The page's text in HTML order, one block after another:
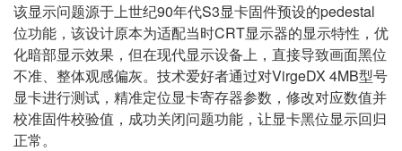
该显示问题源于上世纪90年代S3显卡固件预设的pedestal
位功能，该设计原本为适配当时CRT显示器的显示特性，优
化暗部显示效果，但在现代显示设备上，直接导致画面黑位
不准、整体观感偏灰。技术爱好者通过对VirgeDX 4MB型号
显卡进行测试，精准定位显卡寄存器参数，修改对应数值并
校准固件校验值，成功关闭问题功能，让显卡黑位显示回归
正常。